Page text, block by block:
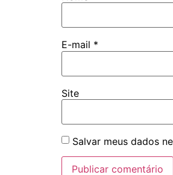
E-mail *
Site
Salvar meus dados